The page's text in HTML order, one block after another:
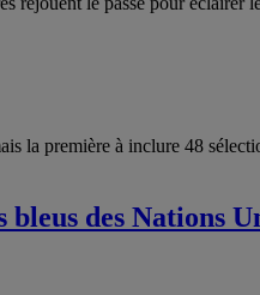
la première à inclure 48
des Nations